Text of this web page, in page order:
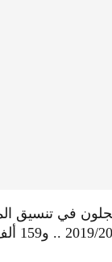
في تنسيق
للعام